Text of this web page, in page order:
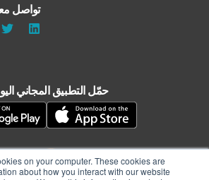
on your computer. These cookies are
about how you interact with our website
تواصل
حمّل التطبيق المجاني